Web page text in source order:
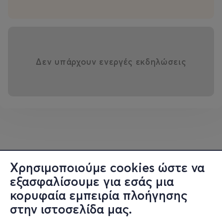
Χρησιμοποιούμε cookies ώστε να
εξασφαλίσουμε για εσάς μια
κορυφαία εμπειρία πλοήγησης
στην ιστοσελίδα μας.
Δεν υπάρχουν ενεργές εκδηλώσεις